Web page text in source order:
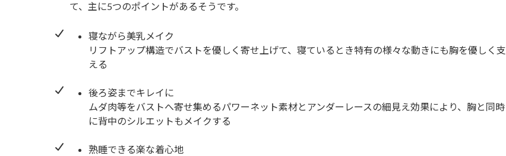
て、主に5つのポイントがあるそうです。
寝ながら美乳メイク
リフトアップ構造でバストを優しく寄せ上げて、寝ているとき特有の様々な動きにも胸を優しく支
える
後ろ姿までキレイに
ムダ肉等をバストへ寄せ集めるパワーネット素材とアンダーレースの細見え効果により、胸と同時
に背中のシルエットもメイクする
熟睡できる楽な着心地